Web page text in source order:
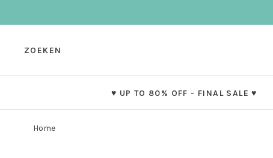
ZOEKEN
♥ UP TO 80% OFF - FINAL SALE ♥
Home